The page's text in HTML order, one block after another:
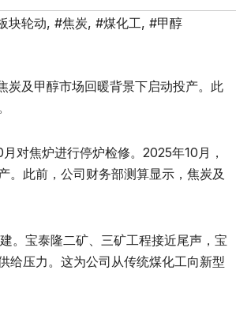
块轮动, #焦炭, #煤化工, #甲醇
炭及甲醇市场回暖背景下启动投产。此
对焦炉进行停炉检修。2025年10月，
。此前，公司财务部测算显示，焦炭及
。宝泰隆二矿、三矿工程接近尾声，宝
给压力。这为公司从传统煤化工向新型